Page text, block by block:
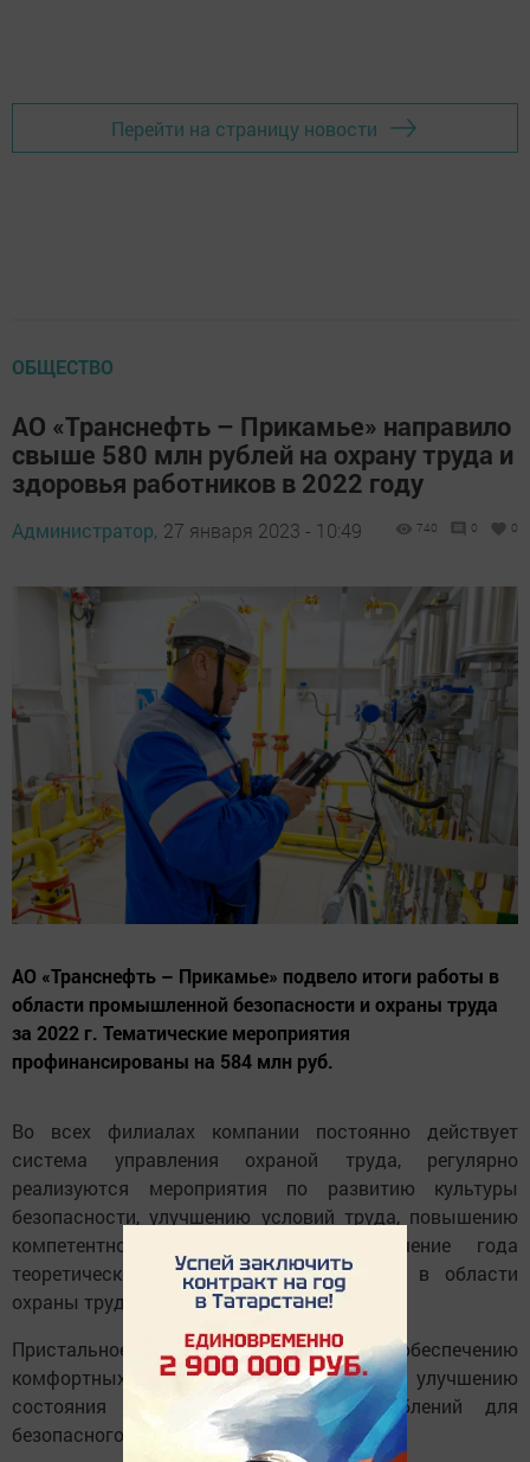
Перейти на страницу новости
ОБЩЕСТВО
АО «Транснефть – Прикамье» направило
свыше 580 млн рублей на охрану труда и
здоровья работников в 2022 году
Администратор, 27 января 2023 - 10:49 740 0 0
АО «Транснефть – Прикамье» подвело итоги работы в
области промышленной безопасности и охраны труда
за 2022 г. Тематические мероприятия
профинансированы на 584 млн руб.
Во всех филиалах компании постоянно действует
система управления охраной труда, регулярно
реализуются мероприятия по развитию культуры
безопасности, улучшению условий труда, повышению
компетентности специалистов. В течение года
теоретическое и практическое обучение в области
охраны труда прошли 1860 человек.
Пристальное внимание уделялось обеспечению
комфортных условий труда, контролю и улучшению
состояния оборудования и приспособлений для
безопасного производства работ.